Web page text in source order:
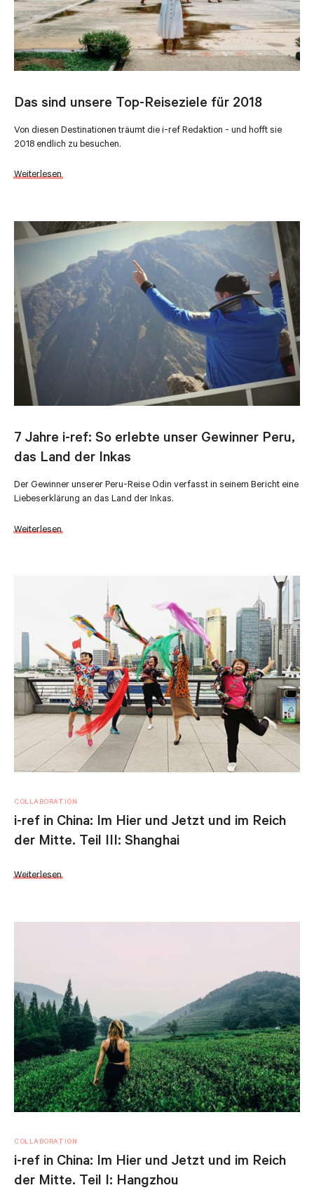
Das sind unsere Top-Reiseziele für 2018
Von diesen Destinationen träumt die i-ref Redaktion - und hofft sie
2018 endlich zu besuchen.
Weiterlesen
7 Jahre i-ref: So erlebte unser Gewinner Peru,
das Land der Inkas
Der Gewinner unserer Peru-Reise Odin verfasst in seinem Bericht eine
Liebeserklärung an das Land der Inkas.
Weiterlesen
COLLABORATION
i-ref in China: Im Hier und Jetzt und im Reich
der Mitte. Teil III: Shanghai
Weiterlesen
COLLABORATION
i-ref in China: Im Hier und Jetzt und im Reich
der Mitte. Teil I: Hangzhou